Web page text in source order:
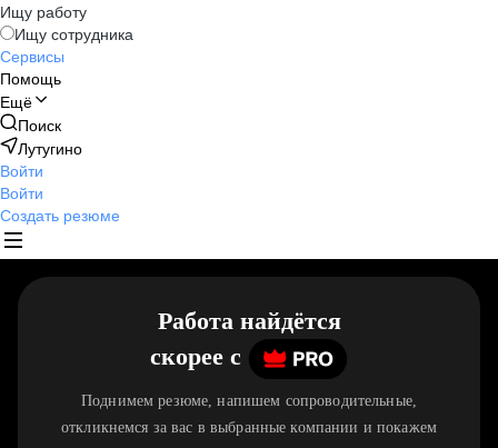
Ищу работу
Ищу сотрудника
Сервисы
Помощь
Ещё
Поиск
Лутугино
Войти
Войти
Создать резюме
Работа найдётся
скорее c
Поднимем резюме, напишем сопроводительные,
откликнемся за вас в выбранные компании и покажем